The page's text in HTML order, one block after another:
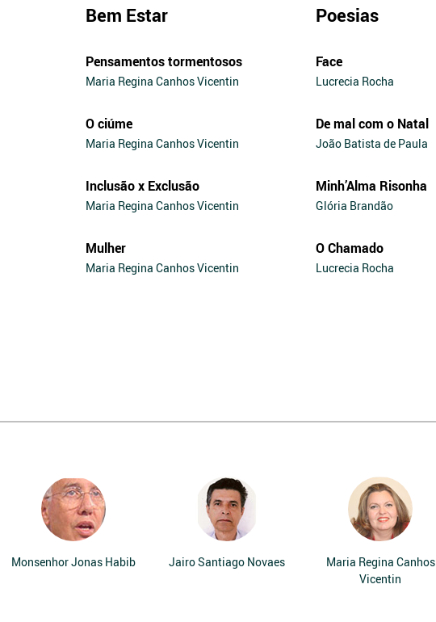
Bem Estar
Pensamentos tormentosos
Maria Regina Canhos Vicentin
O ciúme
Maria Regina Canhos Vicentin
Inclusão x Exclusão
Maria Regina Canhos Vicentin
Mulher
Maria Regina Canhos Vicentin
Poesias
Face
Lucrecia Rocha
De mal com o Natal
João Batista de Paula
Minh’Alma Risonha
Glória Brandão
O Chamado
Lucrecia Rocha
Monsenhor Jonas Habib Jairo Santiago Novaes
Maria Regina Canhos
Vicentin